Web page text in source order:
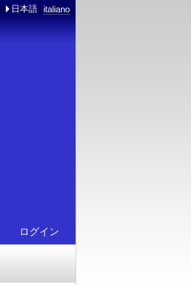
日本語 italiano
ログイン